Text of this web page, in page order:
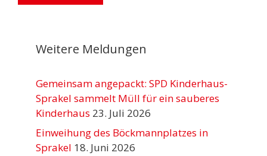
Weitere Meldungen
Gemeinsam angepackt: SPD Kinderhaus-
Sprakel sammelt Müll für ein sauberes
Kinderhaus 23. Juli 2026
Einweihung des Böckmannplatzes in
Sprakel 18. Juni 2026